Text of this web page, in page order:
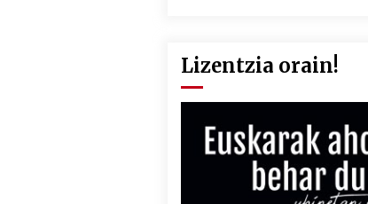
Lizentzia orain!